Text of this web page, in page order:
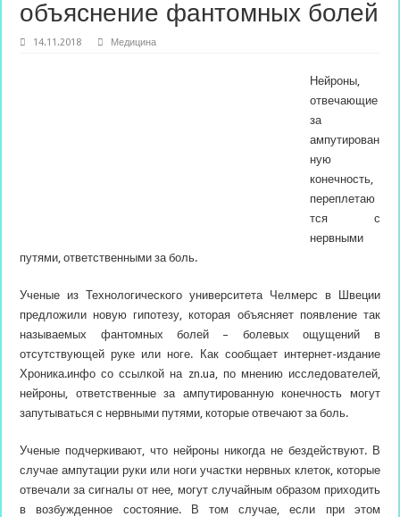
объяснение фантомных болей
14.11.2018 Медицина
Нейроны,
отвечающие
за
ампутирован
ную
конечность,
переплетаю
тся с
нервными
путями, ответственными за боль.
Ученые из Технологического университета Челмерс в Швеции
предложили новую гипотезу, которая объясняет появление так
называемых фантомных болей – болевыхощущений в
отсутствующей руке или ноге. Как сообщает интернет-издание
Хроника.инфо со ссылкой на zn.ua, по мнению исследователей,
нейроны, ответственные за ампутированную конечность могут
запутываться с нервными путями, которые отвечают за боль.
Ученые подчеркивают, что нейроны никогда не бездействуют. В
случае ампутации руки или ноги участки нервных клеток, которые
отвечали за сигналы от нее, могут случайным образом приходить
в возбужденное состояние. В том случае, если при этом